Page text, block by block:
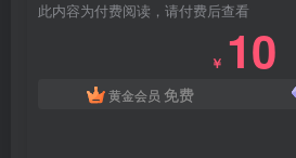
此内容为付费阅读，请付费后查看
￥ 10
黄金会员 免费